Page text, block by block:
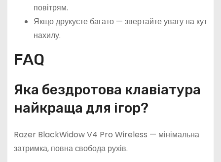
повітрям.
Якщо друкуєте багато — звертайте увагу на кут
нахилу.
FAQ
Яка бездротова клавіатура
найкраща для ігор?
Razer BlackWidow V4 Pro Wireless — мінімальна
затримка, повна свобода рухів.